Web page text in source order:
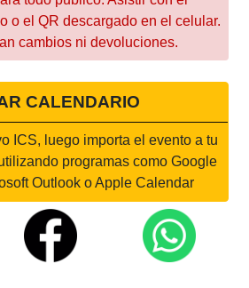
o el QR descargado en el celular.
cambios ni devoluciones.
CALENDARIO
ICS, luego importa el evento a tu
programas como Google
Outlook o Apple Calendar